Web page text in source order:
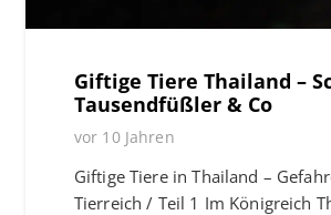
Giftige Tiere Thailand –
Tausendfüßler & Co
vor 10 Jahren
Giftige Tiere in Thailand –
Tierreich / Teil 1 Im Königreich